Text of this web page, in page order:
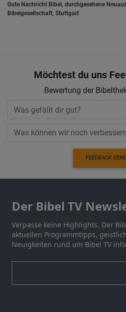
Gute Nachricht Bibel, durchgesehene
Bibelgesellschaft, Stuttgart
Möchtest du uns
Bewertung der
FEEDBACK
Der Bibel TV
Verpasse keine Highlights. Der
aktuellen Programmtipps,
Neuigkeiten rund um Bibel TV